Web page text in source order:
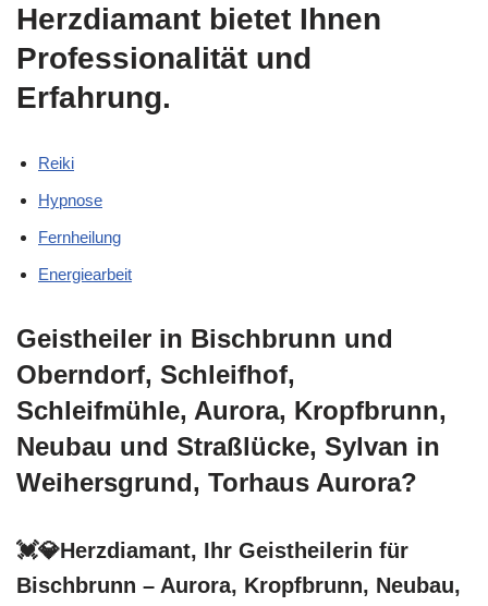
Herzdiamant bietet Ihnen
Professionalität und
Erfahrung.
Reiki
Hypnose
Fernheilung
Energiearbeit
Geistheiler in Bischbrunn und
Oberndorf, Schleifhof,
Schleifmühle, Aurora, Kropfbrunn,
Neubau und Straßlücke, Sylvan in
Weihersgrund, Torhaus Aurora?
💓️💎Herzdiamant, Ihr Geistheilerin für
Bischbrunn – Aurora, Kropfbrunn, Neubau,